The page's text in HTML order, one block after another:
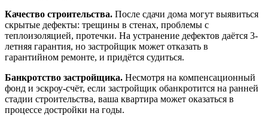
Качество строительства. После сдачи дома могут выявиться
скрытые дефекты: трещины в стенах, проблемы с
теплоизоляцией, протечки. На устранение дефектов даётся 3-
летняя гарантия, но застройщик может отказать в
гарантийном ремонте, и придётся судиться.
Банкротство застройщика. Несмотря на компенсационный
фонд и эскроу-счёт, если застройщик обанкротится на ранней
стадии строительства, ваша квартира может оказаться в
процессе достройки на годы.